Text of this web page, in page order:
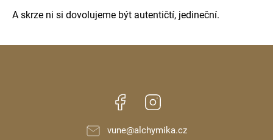
A skrze ni si dovolujeme být autentičtí, jedineční.
Facebook
vune@alchymika.cz